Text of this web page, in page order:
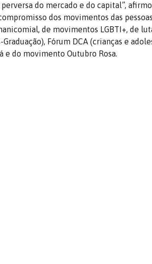
do mercado e do capital”,
dos movimentos das
de movimentos LGBTI+, de
Fórum DCA (crianças e
e do movimento Outubro Rosa.